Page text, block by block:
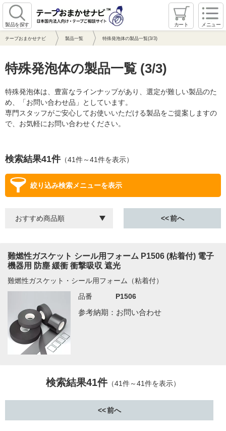
製品を探す カート メニュー
テープおまかせナビ 製品一覧 特殊発泡体の製品一覧(3/3)
特殊発泡体の製品一覧 (3/3)
特殊発泡体は、豊富なラインナップがあり、選定が難しい製品のた
め、「お問い合わせ品」としています。
専門スタッフがご安心してお使いいただける製品をご提案しますの
で、お気軽にお問い合わせください。
検索結果41件（41件～41件を表示）
前へ
絞り込み検索メニューを表示
難燃性ガスケット シール用フォーム P1506 (粘着付) 電子
機器用 防塵 緩衝 衝撃吸収 遮光
難燃性ガスケット・シール用フォーム（粘着付）
品番
P1506
参考納期：お問い合わせ
検索結果41件（41件～41件を表示）
前へ